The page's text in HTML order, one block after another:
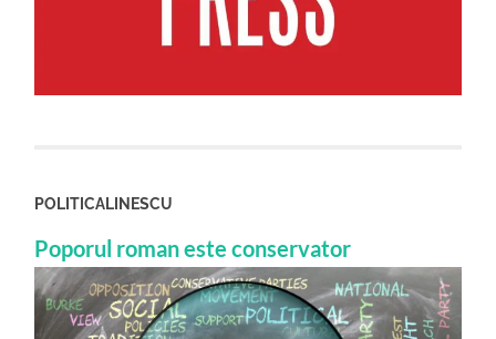
POLITICALINESCU
Poporul roman este conservator